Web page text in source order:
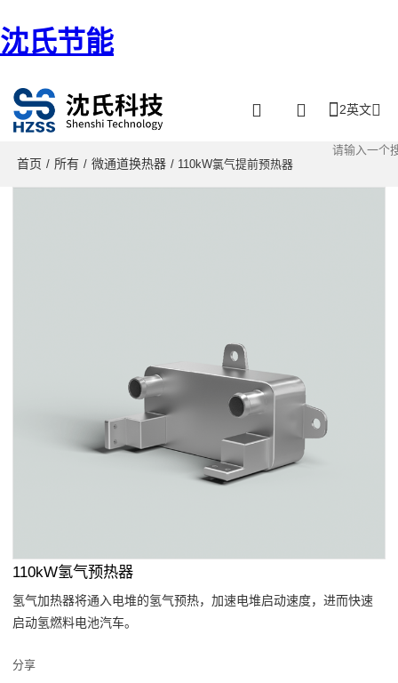
沈氏节能
2英文
首页 / 所有 / 微通道换热器 / 110kW氯气提前预热器
110kW氢气预热器
氢气加热器将通入电堆的氢气预热，加速电堆启动速度，进而快速
启动氢燃料电池汽车。
分享